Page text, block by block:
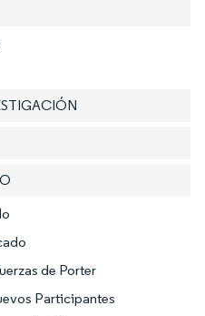
de Porter
Participantes